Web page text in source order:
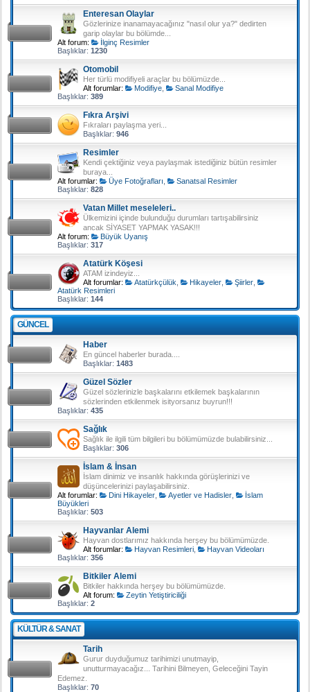
Enteresan Olaylar
Gözlerinize inanamayacağınız "nasıl olur ya?" dedirten
garip olaylar bu bölümde...
Alt forum:
İlginç Resimler
Başlıklar: 1230
Otomobil
Her türlü modifiyeli araçlar bu bölümüzde...
Alt forumlar:
Modifiye,
Sanal Modifiye
Başlıklar: 389
Fıkra Arşivi
Fıkraları paylaşma yeri...
Başlıklar: 946
Resimler
Kendi çektiğiniz veya paylaşmak istediğiniz bütün resimler
buraya...
Alt forumlar:
Üye Fotoğrafları
Sanatsal Resimler
Başlıklar: 828
Vatan Millet meseleleri..
Ülkemizini içinde bulunduğu durumları tartışabilirsiniz
ancak SİYASET YAPMAK YASAK!!!
Alt forum:
Büyük Uyanış
Başlıklar: 317
Atatürk Köşesi
ATAM izindeyiz...
Alt forumlar:
Atatürkçülük Hikayeler, Şiirler,
Atatürk Resimleri
Başlıklar: 144
GÜNCEL
Haber
En güncel haberler burada....
Başlıklar: 1483
Güzel Sözler
Güzel sözlerinizle başkalarını etkilemek başkalarının
sözlerinden etkilenmek isityorsanız buyrun!!!
Başlıklar: 435
Sağlık
Sağlık ile ilgili tüm bilgileri bu bölümümüzde bulabilirsiniz...
Başlıklar: 306
İslam & İnsan
İslam dinimiz ve insanlık hakkında görüşlerinizi ve
düşüncelerinizi paylaşabilirsiniz.
Alt forumlar:
Dini Hikayeler, Ayetler ve Hadisler,
İslam
Büyükleri
Başlıklar: 503
Hayvanlar Alemi
Hayvan dostlarımız hakkında herşey bu bölümümüzde.
Alt forumlar:
Hayvan Resimleri,
Hayvan Videoları
Başlıklar: 356
Bitkiler Alemi
Bitkiler hakkında herşey bu bölümümüzde.
Alt forum:
Zeytin Yetiştiriciliği
Başlıklar: 2
KÜLTÜR & SANAT
Tarih
Gurur duyduğumuz tarihimizi unutmayip,
unutturmayacağız... Tarihini Bilmeyen, Geleceğini Tayin
Edemez.
Başlıklar: 70